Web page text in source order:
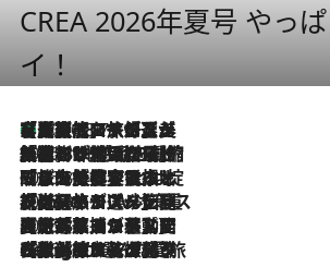
CREA 2026年夏号 やっ
イ！
2026.8.7
【厳選旅コスメ】「多機能アイテムがメイン！」旅好き美容エディターが選んだ夏旅ベストコスメを発表【Mサイズジップ】
2026.8.6
「荷物が増えるほど旅ストレスは増す」美容ジャーナリストがたどり着いた最終結論。“化粧品を劇的に減らす”感動の凝縮美容とは
2026.8.6
「旅先には金髪ウィッグを持参」日本と同じメイクでは損してる!? 美容ジャーナリストが提案する“掟破りの旅美容”とは
2026.8.6
【厳選旅コスメ】「身軽さ＆UV対策重視！」ヘアアーティストshucoが選んだ夏旅ベストコスメを発表【Mサイズジップ】
2026.8.5
【厳選旅コスメ】国内をあちこち移動する河井菜摘が選んだ夏旅ベストコスメ発表！「リラックスアイテムはマスト」【Mサイズジップ】
2026.8.4
【厳選旅コスメ】「紫外線＆乾燥対策しながらメイク感も！」ヘア＆メイクGeorgeが選んだ夏旅ベストコスメを発表！【Mサイズジップ】